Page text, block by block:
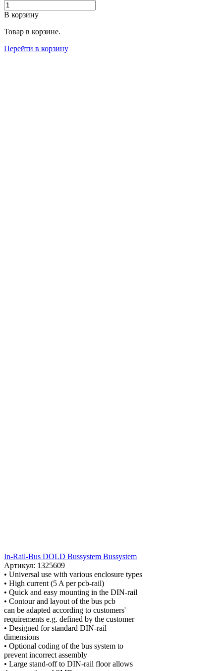
В корзину
Товар в корзине.
Перейти в корзину
In-Rail-Bus DOLD Bussystem Bussystem
Артикул: 1325609
• Universal use with various enclosure types
• High current (5 A per pcb-rail)
• Quick and easy mounting in the DIN-rail
• Contour and layout of the bus pcb
can be adapted according to customers'
requirements e.g. defined by the customer
• Designed for standard DIN-rail
dimensions
• Optional coding of the bus system to
prevent incorrect assembly
• Large stand-off to DIN-rail floor allows